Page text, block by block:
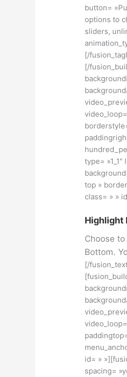
button=
options to
sliders,
[/
[/
type=
top »
class= » »
Highlight
Choose
Bottom.
[/
id= »
spacing=